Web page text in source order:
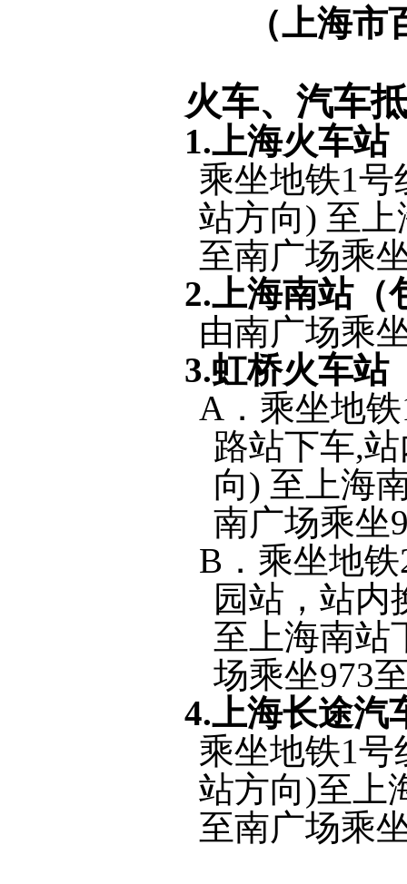
（上海市
火车、汽车
1.上海火车站
乘坐地铁1号
站方向) 至上
至南广场乘
2.上海南站（
由南广场乘
3.虹桥火车站
A ．乘坐地铁
路站下车,
向) 至上海
南广场乘坐
B ．乘坐地铁
园站，站内
至上海南站
场乘坐973
4.上海长途汽
乘坐地铁1号
站方向)至上
至南广场乘